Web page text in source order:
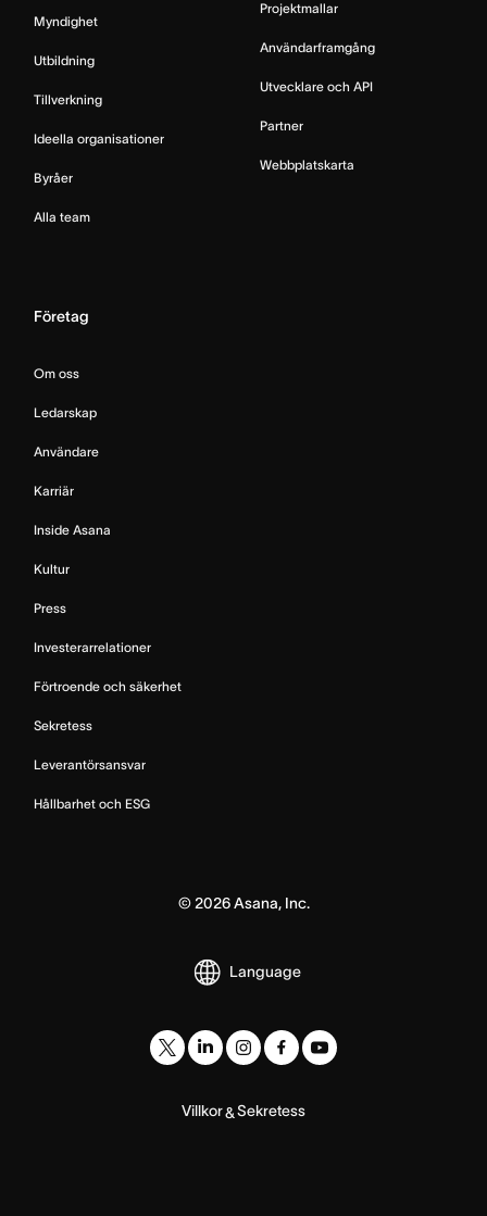
Myndighet
Utbildning
Tillverkning
Ideella organisationer
Byråer
Alla team
Projektmallar
Användarframgång
Utvecklare och API
Partner
Webbplatskarta
Företag
Om oss
Ledarskap
Användare
Karriär
Inside Asana
Kultur
Press
Investerarrelationer
Förtroende och säkerhet
Sekretess
Leverantörsansvar
Hållbarhet och ESG
© 2026Asana, Inc.
Language
Villkor&Sekretess